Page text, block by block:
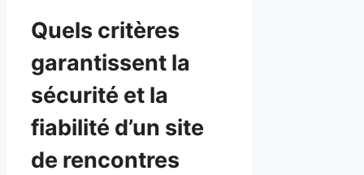
Quels critères
garantissent la
sécurité et la
fiabilité d’un site
de rencontres